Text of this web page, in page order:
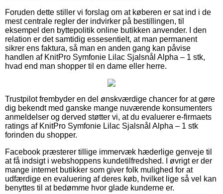
Foruden dette stiller vi forslag om at køberen er sat ind i de
mest centrale regler der indvirker på bestillingen, til
eksempel den byttepolitik online butikken anvender. I den
relation er det samtidig essesentielt, at man permanent
sikrer ens faktura, så man en anden gang kan påvise
handlen af KnitPro Symfonie Lilac Sjalsnål Alpha – 1 stk,
hvad end man shopper til en dame eller herre.
Trustpilot frembyder en del ønskværdige chancer for at gøre
dig bekendt med ganske mange nuværende konsumenters
anmeldelser og derved støtter vi, at du evaluerer e-firmaets
ratings af KnitPro Symfonie Lilac Sjalsnål Alpha – 1 stk
forinden du shopper.
Facebook præsterer tillige immervæk hæderlige genveje til
at få indsigt i webshoppens kundetilfredshed. I øvrigt er der
mange internet butikker som giver folk mulighed for at
udfærdige en evaluering af deres køb, hvilket lige så vel kan
benyttes til at bedømme hvor glade kunderne er.